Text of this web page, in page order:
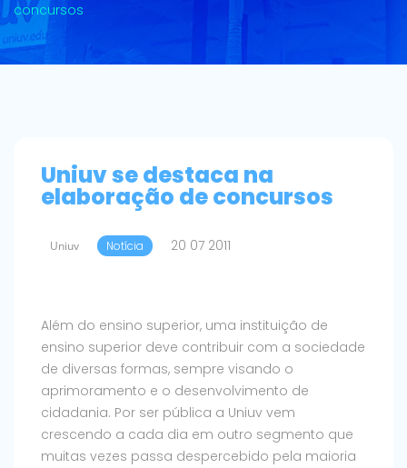
concursos
Uniuv se destaca na
elaboração de concursos
Uniuv Notícia 20 07 2011
Além do ensino superior, uma instituição de
ensino superior deve contribuir com a sociedade
de diversas formas, sempre visando o
aprimoramento e o desenvolvimento de
cidadania. Por ser pública a Uniuv vem
crescendo a cada dia em outro segmento que
muitas vezes passa despercebido pela maioria